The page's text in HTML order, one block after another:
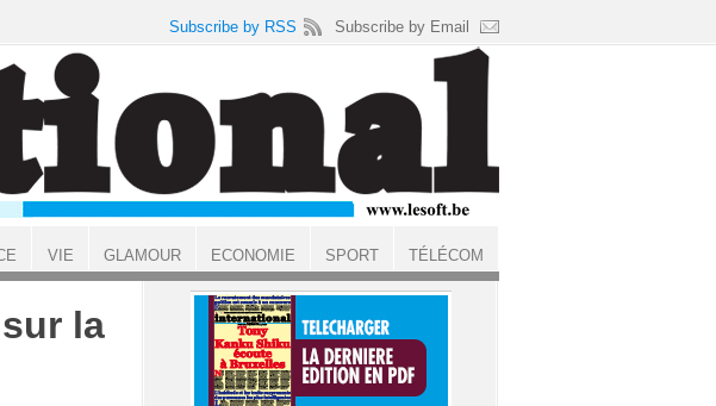
la
Subscribe by RSS Subscribe by Email
VIE GLAMOUR ECONOMIE SPORT TÉLÉCOM